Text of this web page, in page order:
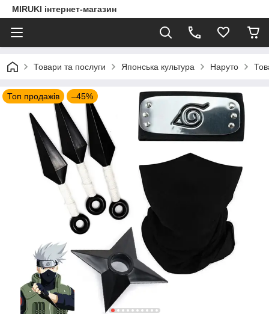
MIRUKI інтернет-магазин
Товари та послуги Японська культура Наруто
Топ продажів –45%